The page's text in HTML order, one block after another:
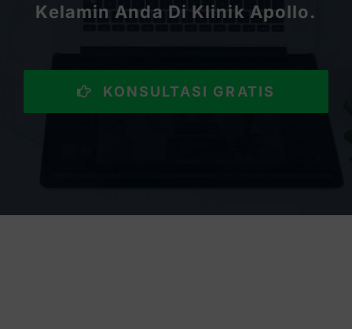
Kelamin Anda Di Klinik Apollo.
KONSULTASI GRATIS